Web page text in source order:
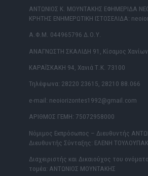
ΑΝΤΩΝΙΟΣ Κ. ΜΟΥΝΤΑΚΗΣ ΕΦΗΜΕΡΙΔΑ
ΚΡΗΤΗΣ ΕΝΗΜΕΡΩΤΙΚΗ ΙΣΤΟΣΕΛΙΔΑ:
Α.Φ.Μ. 044965796 Δ.Ο.Υ.
ΑΝΑΓΝΩΣΤΗ ΣΚΑΛΙΔΗ 91, Κίσαμος
ΚΑΡΑΪΣΚΑΚΗ 94, Χανιά Τ.Κ. 73100
Τηλέφωνα: 28220 23615, 28210 88.066
e-mail: neoiorizontes1992@gmail.com
ΑΡΙΘΜΟΣ ΓΕΜΗ: 75072958000
Νόμιμος Εκπρόσωπος – Διευθυντής
Διευθυντής Σύνταξης: ΕΛΕΝΗ
Διαχειριστής και Δικαιούχος του
τομέα: ΑΝΤΩΝΙΟΣ ΜΟΥΝΤΑΚΗΣ